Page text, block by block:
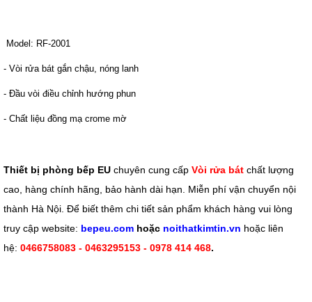
Model: RF-2001
- Vòi rửa bát gắn chậu, nóng lanh
- Đầu vòi điều chỉnh hướng phun
- Chất liệu đồng mạ crome mờ
Thiết bị phòng bếp EU chuyên cung cấp Vòi rửa bát chất lượng
cao, hàng chính hãng, bảo hành dài hạn. Miễn phí vận chuyển nội
thành Hà Nội. Để biết thêm chi tiết sản phẩm khách hàng vui lòng
truy cập website: bepeu.com hoặc noithatkimtin.vn hoặc liên
hệ: 0466758083 - 0463295153 - 0978 414 468.